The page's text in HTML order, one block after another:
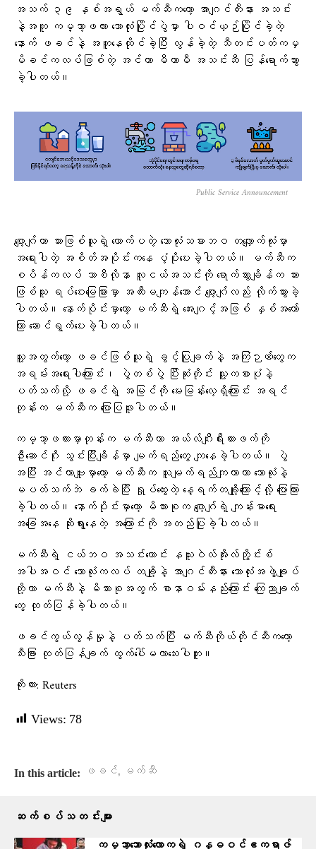
အသက် ၃၉ နှစ်အရွယ် မက်ဆီကတော့ အာဂျင်တီးနား အသင်း
နဲ့အတူ ကမ္ဘာ့ဖလား ဘောလုံးပြိုင်ပွဲမှာ ပါဝင်ယှဉ်ပြိုင်ခဲ့တဲ့
နောက် ဖခင်နဲ့ အတူနေထိုင်ခဲ့ပြီး လွန်ခဲ့တဲ့ သီတင်းပတ်ကမှ
မိခင်ကလပ်ဖြစ်တဲ့ အင်တာ မီယာမီ အသင်းဆီ ပြန်ရောက်သွား
ခဲ့ပါတယ်။
Public Service Announcement
ဂျော့ဂျ်ဟာ သားဖြစ်သူရဲ့ တောက်ပတဲ့ ဘောလုံးသမားဘဝ တလျှောက်လုံးမှာ
အရေးပါတဲ့ အစိတ်အပိုင်းကနေ ပံ့ပိုးပေးခဲ့ပါတယ်။ မက်ဆီက
စပိန်ကလပ် ဘာစီလိုနာ လူငယ်အသင်းကို ရောက်သွားချိန်က သား
ဖြစ်သူ ရပ်ဝေးမြေခြားမှာ အထီးမကျန်အောင် ဂျော့ဂျ်လည်း လိုက်သွားခဲ့
ပါတယ်။ နောက်ပိုင်းမှာတော့ မက်ဆီရဲ့ အေးဂျင့်အဖြစ် နှစ်အတော်
ကြာ ဆောင်ရွက်ပေးခဲ့ပါတယ်။
သူ့အတွက်တော့ ဖခင်ဖြစ်သူရဲ့ ခွင့်ပြုချက်နဲ့ အကြံဉာဏ်တွေက
အရမ်းအရေးပါကြောင်း၊ ပွဲတစ်ပွဲ ပြီးဆုံးတိုင်း သူ့ကစားပုံနဲ့
ပတ်သက်လို့ ဖခင်ရဲ့ အမြင်ကို မေးမြန်းလေ့ရှိကြောင်း အရင်
တုန်းက မက်ဆီက ပြောပြဖူးပါတယ်။
ကမ္ဘာ့ဖလားမှာတုန်းက မက်ဆီဟာ အယ်လ်ဂျီးရီးယားဖက်ကို
ဦးဆောင်ဂိုး သွင်းပြီးချိန်မှာ မျက်ရည်တွေ ကျနေခဲ့ပါတယ်။ ပွဲ
အပြီး အင်တာဗျူးမှာတော့ မက်ဆီက သူမျက်ရည်ကျတာဟာ ဘောလုံးနဲ့
မပတ်သက်ဘဲ ခက်ခဲပြီး ရှုပ်ထွေးတဲ့ နေ့ရက်တချို့ကြောင့်လို့ ပြောကြား
ခဲ့ပါတယ်။ နောက်ပိုင်းမှာတော့ မိသားစုက ဂျော့ဂျ်ရဲ့ ကျန်းမာရေး
အခြေအနေ ဆိုးရွားနေတဲ့ အကြောင်းကို အတည်ပြုခဲ့ပါတယ်။
မက်ဆီရဲ့ ငယ်ဘဝ အသင်းဟောင်း နယူးဝဲလ်အိုးလ်ဘွိုင်းစ်
အပါအဝင် ဘောလုံးကလပ် တချို့နဲ့ အာဂျင်တီးနား ဘောလုံးအဖွဲ့ချုပ်
တို့ဟာ မက်ဆီနဲ့ မိသားစုအတွက် စာနာဝမ်းနည်းကြောင်း ကြေညာချက်
တွေ ထုတ်ပြန်ခဲ့ပါတယ်။
ဖခင်ကွယ်လွန်မှုနဲ့ ပတ်သက်ပြီး မက်ဆီကိုယ်တိုင်ဆီကတော့
သီးခြား ထုတ်ပြန်ချက် ထွက်ပေါ်မလာသေးပါဘူး။
ကိုးကား: Reuters
Views: 78
In this article: ဖခင်, မက်ဆီ
ဆက်စပ်သတင်းများ